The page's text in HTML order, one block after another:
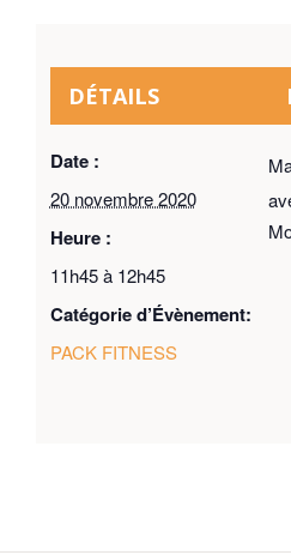
DÉTAILS
Date :
20 novembre 2020
Heure :
11h45 à 12h45
Catégorie d’Évènement:
PACK FITNESS